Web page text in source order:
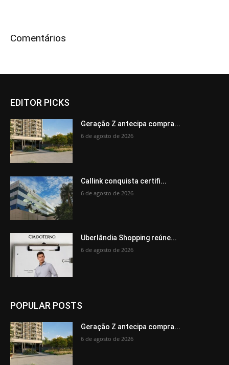
Comentários
EDITOR PICKS
Geração Z antecipa compra...
6 de agosto de 2026
Callink conquista certifi...
6 de agosto de 2026
Uberlândia Shopping reúne...
6 de agosto de 2026
POPULAR POSTS
Geração Z antecipa compra...
6 de agosto de 2026